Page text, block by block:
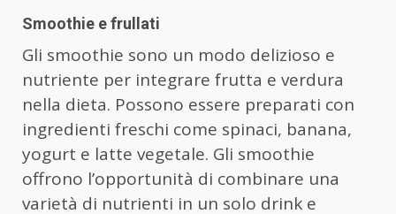
Smoothie e frullati
Gli smoothie sono un modo delizioso e
nutriente per integrare frutta e verdura
nella dieta. Possono essere preparati con
ingredienti freschi come spinaci, banana,
yogurt e latte vegetale. Gli smoothie
offrono l’opportunità di combinare una
varietà di nutrienti in un solo drink e